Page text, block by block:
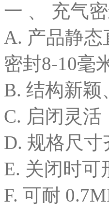
一 、 充气
A. 产品静
密封8-10毫
B. 结构新颖
C. 启闭灵
D. 规格尺寸
E. 关闭时可
F. 可耐